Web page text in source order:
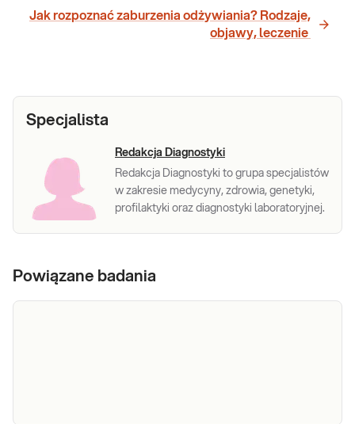
Jak rozpoznać zaburzenia odżywiania? Rodzaje,
objawy, leczenie
Specjalista
Redakcja Diagnostyki
Redakcja Diagnostyki to grupa specjalistów
w zakresie medycyny, zdrowia, genetyki,
profilaktyki oraz diagnostyki laboratoryjnej.
Powiązane badania